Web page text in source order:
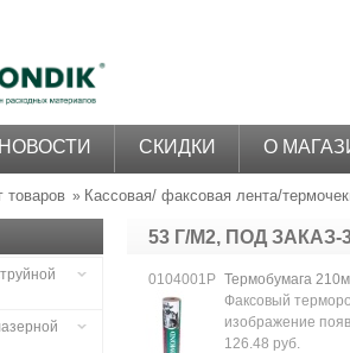
НОВОСТИ СКИДКИ О
товаров » Кассовая/ факсовая лента/
53 Г/М2, ПОД
0104001Р Термобумага
Факсовый
изображение
126.48 руб.